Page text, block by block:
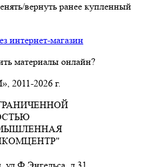
вернуть ранее купленный
интернет-магазин
материалы онлайн?
2011-2026 г.